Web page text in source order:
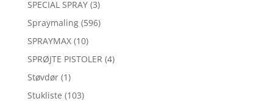
SPECIAL SPRAY (3)
Spraymaling (596)
SPRAYMAX (10)
SPRØJTE PISTOLER (4)
Støvdør (1)
Stukliste (103)